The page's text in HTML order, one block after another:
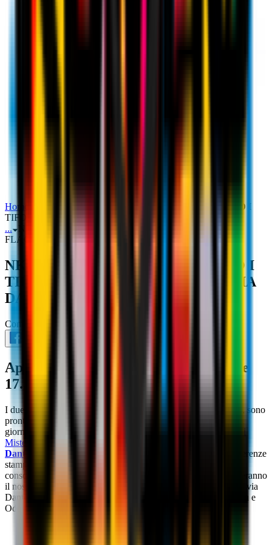
Home
NKUNKU E ODOGU INCONTRANO I
TIFOSI AL FLAGSHIP STORE DI VIA DANTE
...
NKUNKU E ODOGU INCONTRANO I TIFOSI AL
FLAGSHIP STORE DI VIA DANTE
NKUNKU E ODOGU INCONTRANO I
TIFOSI AL FLAGSHIP STORE DI VIA
DANTE
Community
Appuntamento giovedì 4 settembre alle
17.30 nel cuore della città
I due nuovi rossoneri, Christopher Nkunku David Odogu , sono
pronti ad incontrare i tifosi. I due calciatori, arrivati negli ultimi
giorni della sessione estiva a rinforzare la
rosa a disposizione di
Mister Allegri
Dante
dopo le rispettive conferenze
stampa di presentazione a Casa Milan.
consolidata per tutti i nuovi acquisti, Christopher e David visiteranno
il nostro Store e incontreranno i tifosi. Appuntamento quindi in via
Dante 12, pronti a dare il miglior benvenuto possibile a Nkunku e
Odogu!